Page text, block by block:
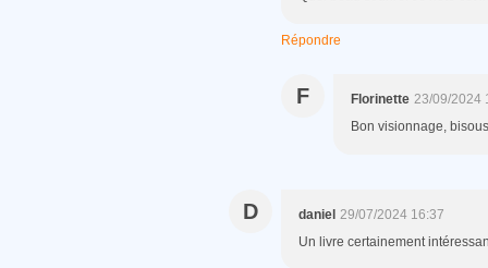
Répondre
F Florinette 23/09/2024
Bon visionnage, bisous
D daniel 29/07/2024 16:37
Un livre certainement